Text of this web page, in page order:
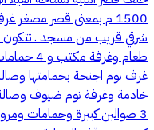
شرقي قريب من مسجد . تتكون
غرف نوم اجنحة بحمامتها
خادمة وغرفة نوم ضيوف
3 صوالين كبيرة وحمامات